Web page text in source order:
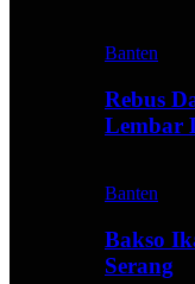
Banten
Rebus
Lembar
Banten
Bakso
Serang